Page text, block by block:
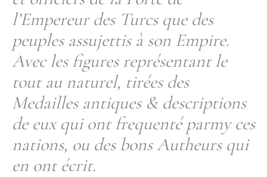
l’Empereur des Turcs que des
peuples assujettis à son Empire.
Avec les figures représentant le
tout au naturel, tirées des
Medailles antiques & descriptions
de eux qui ont frequenté parmy ces
nations, ou des bons Autheurs qui
en ont écrit.